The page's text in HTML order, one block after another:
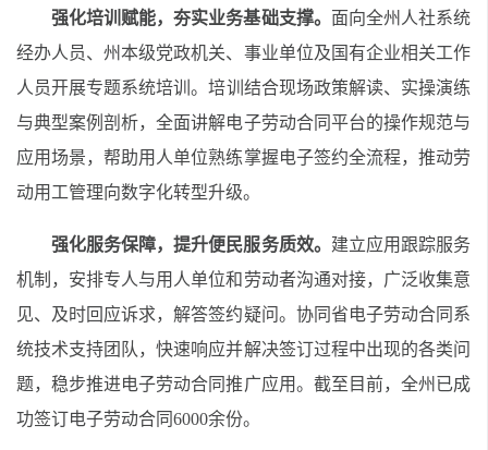
强化培训赋能，夯实业务基础支撑。 面向全州人社系统
经办人员、州本级党政机关、事业单位及国有企业相关工作
人员开展专题系统培训。培训结合现场政策解读、实操演练
与典型案例剖析，全面讲解电子劳动合同平台的操作规范与
应用场景，帮助用人单位熟练掌握电子签约全流程，推动劳
动用工管理向数字化转型升级。
强化服务保障，提升便民服务质效。 建立应用跟踪服务
机制，安排专人与用人单位和劳动者沟通对接，广泛收集意
见、及时回应诉求，解答签约疑问。协同省电子劳动合同系
统技术支持团队，快速响应并解决签订过程中出现的各类问
题，稳步推进电子劳动合同推广应用。截至目前，全州已成
功签订电子劳动合同6000余份。